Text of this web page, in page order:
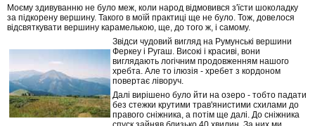
Моєму здивуванню не було меж, коли народ відмовився з'їсти шоколадку
за підкорену вершину. Такого в моїй практиці ще не було. Тож, довелося
відсвяткувати вершину карамелькою, ще, до того ж, і самому.
Звідси чудовий вигляд на Румунські вершини
Феркеу і Ругаш. Високі і красиві, вони
виглядають логічним продовженням нашого
хребта. Але то ілюзія - хребет з кордоном
повертає ліворуч.
Далі вирішено було йти на озеро - тобто падати
без стежки крутими трав'янистими схилами до
правого сніжника, а потім ще далі. До сніжника